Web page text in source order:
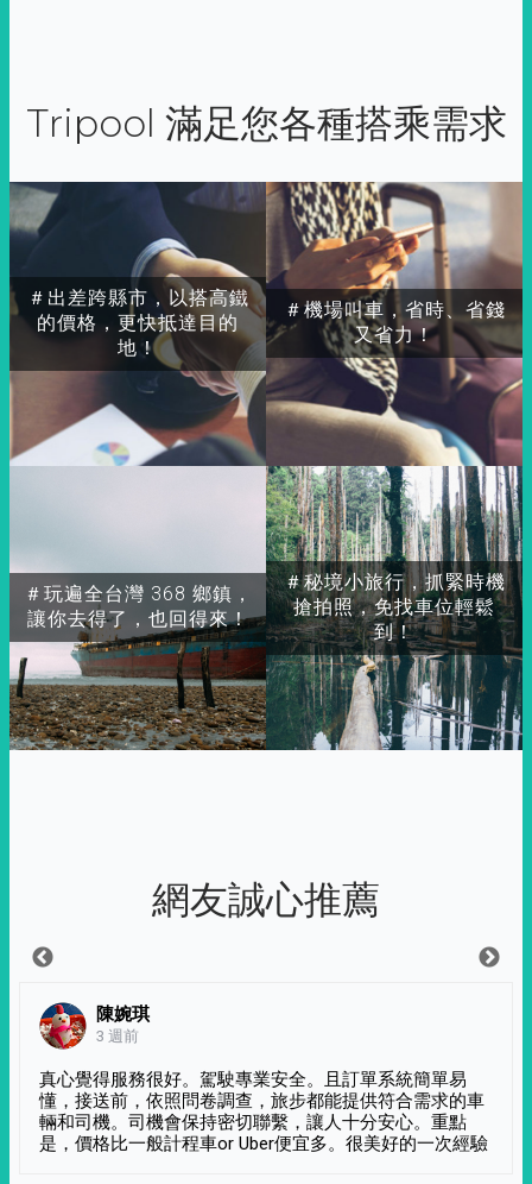
Tripool 滿足您各種搭乘需求
＃出差跨縣市，以搭高鐵
的價格，更快抵達目的
地！
＃玩遍全台灣 368 鄉鎮，
讓你去得了，也回得來！
＃秘境小旅行，抓緊時機
搶拍照，免找車位輕鬆
到！
＃機場叫車，省時、省錢
又省力！
網友誠心推薦
陳婉琪
3 週前
真心覺得服務很好。駕駛專業安全。且訂單系統簡單易
懂，接送前，依照問卷調查，旅步都能提供符合需求的車
輛和司機。司機會保持密切聯繫，讓人十分安心。重點
是，價格比一般計程車or Uber便宜多。很美好的一次經驗